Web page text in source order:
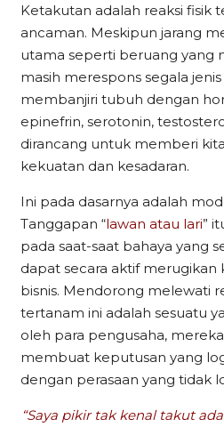
Ketakutan adalah reaksi fisik
ancaman. Meskipun jarang
utama seperti beruang yang
masih merespons segala
membanjiri tubuh dengan
epinefrin, serotonin,
dirancang untuk memberi
kekuatan dan kesadaran.
Ini pada dasarnya adalah
Tanggapan “lawan atau lari”
pada saat-saat bahaya yang
dapat secara aktif
bisnis. Mendorong melewati
tertanam ini adalah sesuatu
oleh para pengusaha,
membuat keputusan yang
dengan perasaan yang tidak
“Saya pikir tak kenal takut